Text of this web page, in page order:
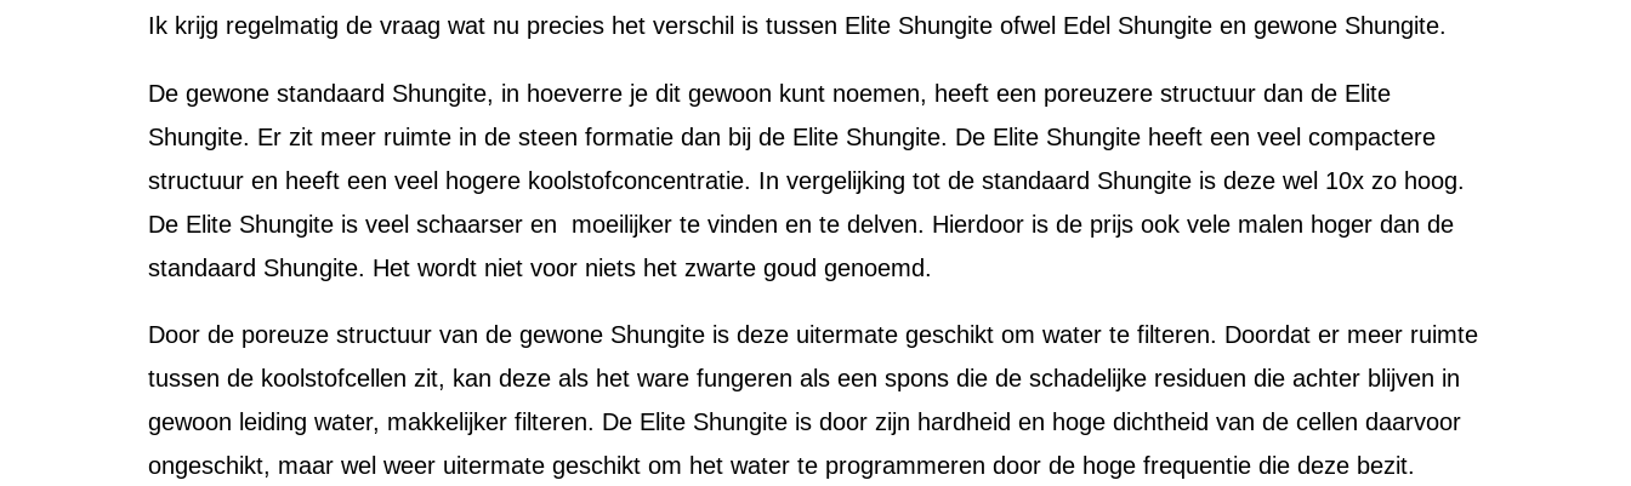
Ik krijg regelmatig de vraag wat nu precies het verschil is tussen Elite Shungite ofwel Edel Shungite en gewone Shungite.
De gewone standaard Shungite, in hoeverre je dit gewoon kunt noemen, heeft een poreuzere structuur dan de Elite
Shungite. Er zit meer ruimte in de steen formatie dan bij de Elite Shungite. De Elite Shungite heeft een veel compactere
structuur en heeft een veel hogere koolstofconcentratie. In vergelijking tot de standaard Shungite is deze wel 10x zo hoog.
De Elite Shungite is veel schaarser en moeilijker te vinden en te delven. Hierdoor is de prijs ook vele malen hoger dan de
standaard Shungite. Het wordt niet voor niets het zwarte goud genoemd.
Door de poreuze structuur van de gewone Shungite is deze uitermate geschikt om water te filteren. Doordat er meer ruimte
tussen de koolstofcellen zit, kan deze als het ware fungeren als een spons die de schadelijke residuen die achter blijven in
gewoon leiding water, makkelijker filteren. De Elite Shungite is door zijn hardheid en hoge dichtheid van de cellen daarvoor
ongeschikt, maar wel weer uitermate geschikt om het water te programmeren door de hoge frequentie die deze bezit.